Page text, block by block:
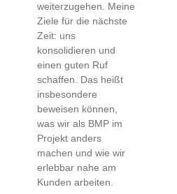
weiterzugehen. Meine
Ziele für die nächste
Zeit: uns
konsolidieren und
einen guten Ruf
schaffen. Das heißt
insbesondere
beweisen können,
was wir als BMP im
Projekt anders
machen und wie wir
erlebbar nahe am
Kunden arbeiten.